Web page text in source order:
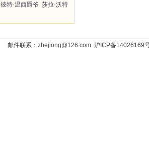
彼特·温西爵爷 莎拉·沃特
邮件联系： zhejiong@126.com沪ICP备14026169